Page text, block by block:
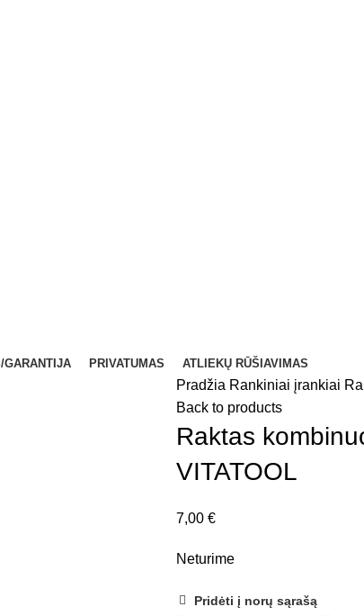
GARANTIJA PRIVATUMAS ATLIEKŲ RŪŠIAVIMAS
Pradžia Rankiniai įrankiai
Back to products
Raktas
VITATOOL
7,00 €
Neturime
Pridėti į norų sąrašą